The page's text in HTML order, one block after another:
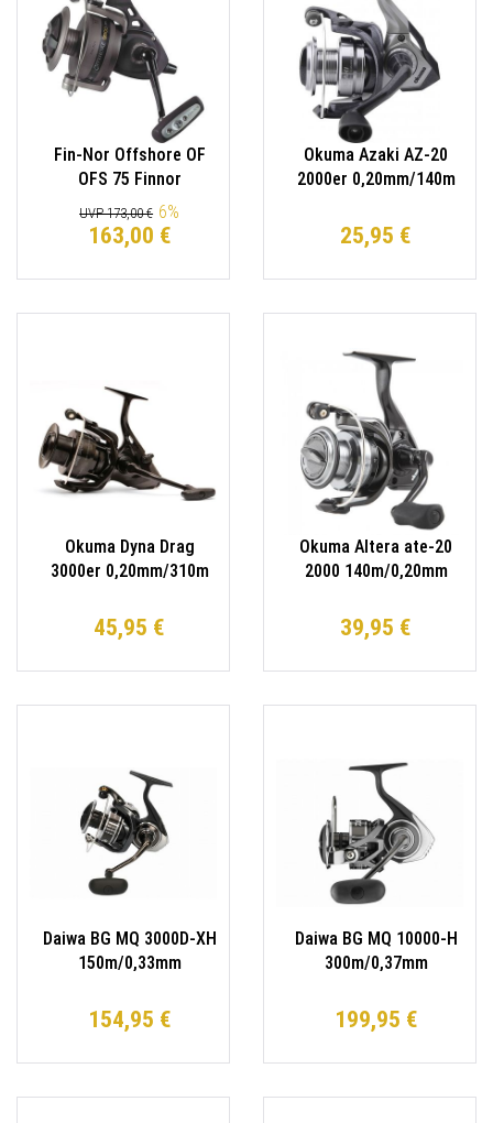
Fin-Nor Offshore OF
OFS 75 Finnor
Wallerrolle
UVP 173,00 € 6%
163,00 €
Okuma Azaki AZ-20
2000er 0,20mm/140m
25,95 €
Okuma Dyna Drag
3000er 0,20mm/310m
Freilaufrolle
45,95 €
Okuma Altera ate-20
2000 140m/0,20mm
39,95 €
Daiwa BG MQ 3000D-XH
150m/0,33mm
Meeresrolle
154,95 €
Daiwa BG MQ 10000-H
300m/0,37mm
Meeresrolle
199,95 €